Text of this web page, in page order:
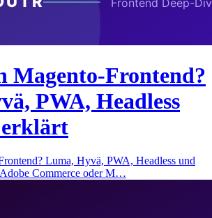
Magento-Frontend?
PWA, Headless
Luma, Hyvä, PWA, Headless und
Commerce oder M…